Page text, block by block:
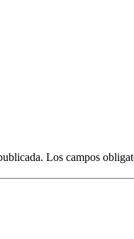
Los campos